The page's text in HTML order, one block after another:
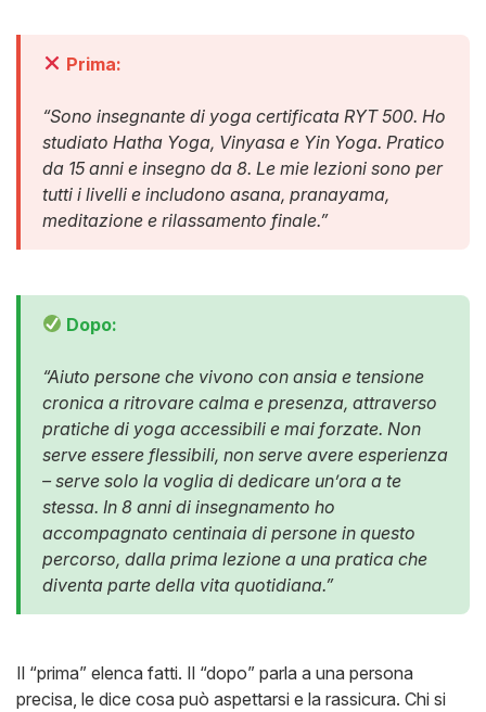
Prima:
“Sono insegnante di yoga certificata RYT 500. Ho
studiato Hatha Yoga, Vinyasa e Yin Yoga. Pratico
da 15 anni e insegno da 8. Le mie lezioni sono per
tutti i livelli e includono asana, pranayama,
meditazione e rilassamento finale.”
Dopo:
“Aiuto persone che vivono con ansia e tensione
cronica a ritrovare calma e presenza, attraverso
pratiche di yoga accessibili e mai forzate. Non
serve essere flessibili, non serve avere esperienza
– serve solo la voglia di dedicare un’ora a te
stessa. In 8 anni di insegnamento ho
accompagnato centinaia di persone in questo
percorso, dalla prima lezione a una pratica che
diventa parte della vita quotidiana.”
Il “prima” elenca fatti. Il “dopo” parla a una persona
precisa, le dice cosa può aspettarsi e la rassicura. Chi si